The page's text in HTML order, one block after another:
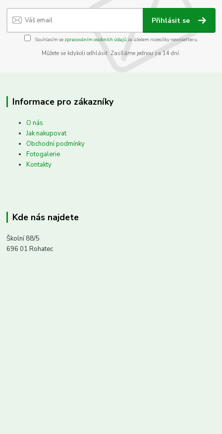
Přihlásit se
Souhlasím se zpracováním osobních údajůza účelem rozesílky newsletteru.
Můžete se kdykoli odhlásit. Zasíláme jednou za 14 dní.
Informace pro zákazníky
O nás
Jak nakupovat
Obchodní podmínky
Fotogalerie
Kontakty
Kde nás najdete
Školní 88/5
696 01 Rohatec